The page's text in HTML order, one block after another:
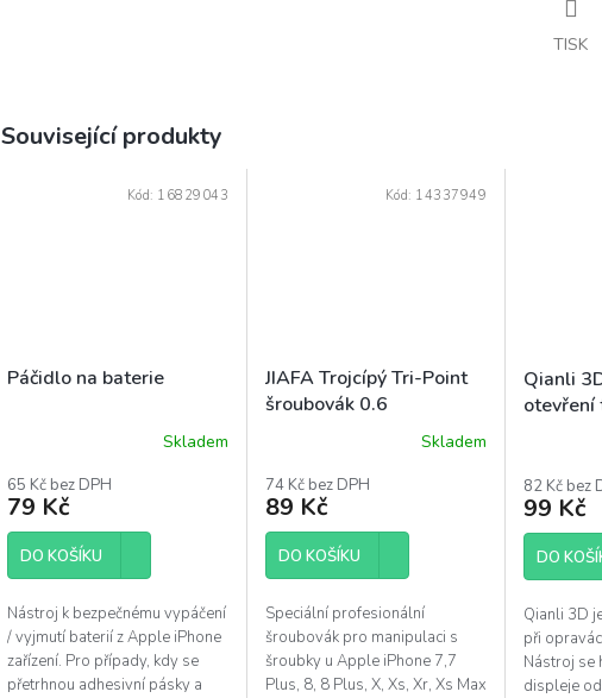
TISK
Související produkty
Páčidlo na baterie
produktu
je
4,4
5
hvězdiček.
Skladem
65 Kč bez DPH
79 Kč
DO KOŠÍKU
Nástroj k bezpečnému vypáčení
/ vyjmutí baterií z Apple iPhone
zařízení. Pro případy, kdy se
přetrhnou adhesivní pásky a
Kód: 16829043
JIAFA Trojcípý Tri-Point
šroubovák 0.6
produktu
je
4,1
5
hvězdiček.
Skladem
74 Kč bez DPH
89 Kč
DO KOŠÍKU
Speciální profesionální
šroubovák pro manipulaci s
šroubky u Apple iPhone 7,7
Plus, 8, 8 Plus, X, Xs, Xr, Xs Max
Kód: 14337949
Qianli
otevření
82 Kč bez
99 Kč
DO
Qianli 3D
při
Nástroj se
displeje